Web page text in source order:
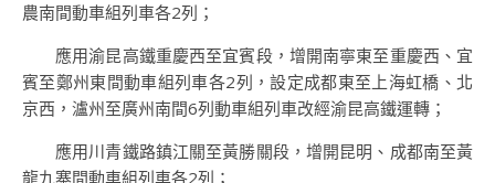
農南間動車組列車各2列；
應用渝昆高鐵重慶西至宜賓段，增開南寧東至重慶西、宜
賓至鄭州東間動車組列車各2列，設定成都東至上海虹橋、北
京西，瀘州至廣州南間6列動車組列車改經渝昆高鐵運轉；
應用川青鐵路鎮江關至黃勝關段，增開昆明、成都南至黃
龍九寨間動車組列車各2列；